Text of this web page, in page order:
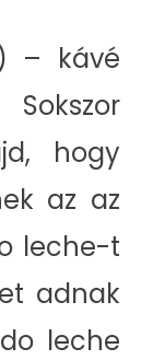
– kávé
hogy
az az
leche-t
adnak
leche